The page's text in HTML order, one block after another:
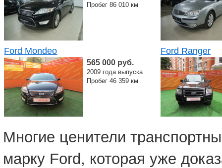
Пробег 86 010 км
Ford Mondeo
565 000 руб.
2009 года выпуска
Пробег 46 359 км
Ford Ranger
Многие ценители
марку Ford, которая уже